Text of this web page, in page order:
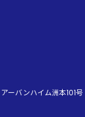
ーバンハイム洲本101号